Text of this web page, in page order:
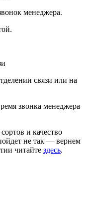
менеджера.
связи или на
звонка менеджера
и качество
не так — вернем
читайте здесь.